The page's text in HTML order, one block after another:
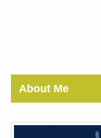
About Me